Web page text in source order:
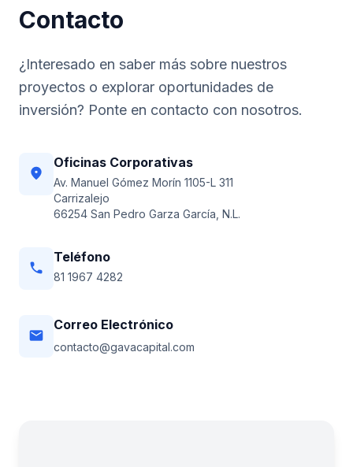
Contacto
¿Interesado en saber más sobre nuestros
proyectos o explorar oportunidades de
inversión? Ponte en contacto con nosotros.
location_on
Oficinas Corporativas
Av. Manuel Gómez Morín 1105-L 311
Carrizalejo
66254 San Pedro Garza García, N.L.
phone
Teléfono
81 1967 4282
email
Correo Electrónico
contacto@gavacapital.com